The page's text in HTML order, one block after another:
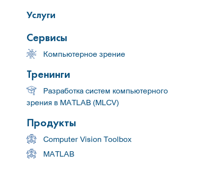
Услуги
Сервисы
Компьютерное зрение
Тренинги
Разработка систем компьютерного
зрения в MATLAB (MLCV)
Продукты
Computer Vision Toolbox
MATLAB